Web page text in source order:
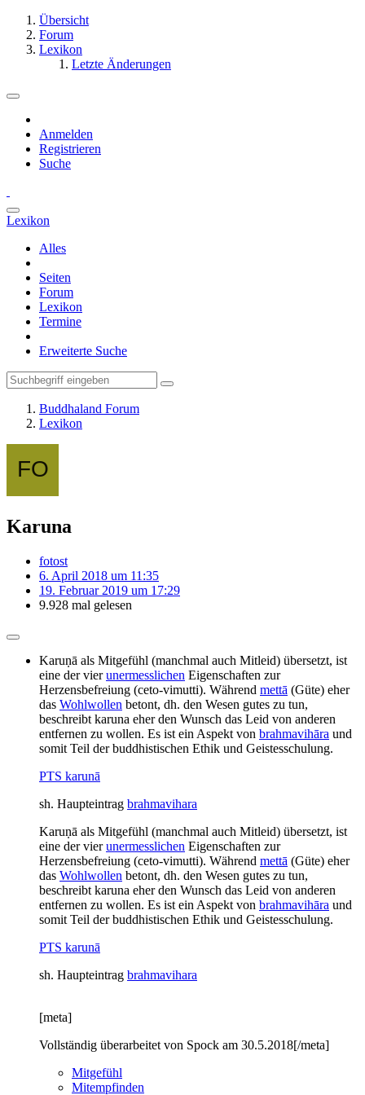
Übersicht
Forum
Lexikon
Letzte Änderungen
Anmelden
Registrieren
Suche
Lexikon
Alles
Seiten
Forum
Lexikon
Termine
Erweiterte Suche
Buddhaland Forum
Lexikon
Karuna
fotost
6. April 2018 um 11:35
19. Februar 2019 um 17:29
9.928 mal gelesen
Karuṇā als Mitgefühl (manchmal auch Mitleid) übersetzt, ist
eine der vierunermesslichen Eigenschaften zur
Herzensbefreiung (ceto-vimutti). Während mettā (Güte) eher
das Wohlwollen betont, dh. den Wesen gutes zu tun,
beschreibt karuna eher den Wunsch das Leid von anderen
entfernen zu wollen. Es ist ein Aspekt von brahmavihāra und
somit Teil der buddhistischen Ethik und Geistesschulung.
PTS karunā
sh. Haupteintrag brahmavihara
Karuṇā als Mitgefühl (manchmal auch Mitleid) übersetzt, ist
eine der vierunermesslichen Eigenschaften zur
Herzensbefreiung (ceto-vimutti). Während mettā (Güte) eher
das Wohlwollen betont, dh. den Wesen gutes zu tun,
beschreibt karuna eher den Wunsch das Leid von anderen
entfernen zu wollen. Es ist ein Aspekt von brahmavihāra und
somit Teil der buddhistischen Ethik und Geistesschulung.
PTS karunā
sh. Haupteintrag brahmavihara
[meta]
Vollständig überarbeitet von Spock am 30.5.2018[/meta]
Mitgefühl
Mitempfinden